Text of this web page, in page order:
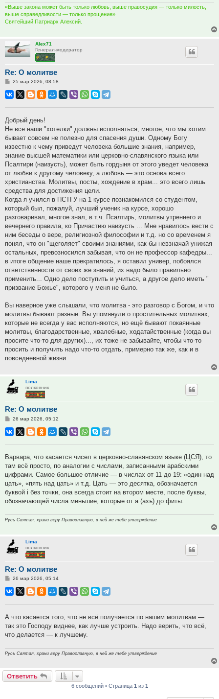
«Выше закона может быть только любовь, выше правосудия — только милость,
выше справедливости — только прощение»
Святейший Патриарх Алексий.
Alex71
Генерал-модератор
Re: О молитве
Сообщение
25 мар 2026, 08:58
Добрый день!
Не все наши "хотелки" должны исполняться, многое, что мы хотим
бывает совсем не полезно для спасения души. Одному Богу
известно к чему приведут человека большие знания, например,
знание высшей математики или церковно-славянского языка или
Псалтири (наизусть), может быть гордыня от этого уведет человека
от любви к другому человеку, а любовь — это основа всего
христианства. Молитвы, посты, хождение в храм... это всего лишь
средства для достижения цели.
Когда я учился в ПСТГУ на 1 курсе познакомился со студентом,
который был, пожалуй, лучший ученик на курсе, хорошо
разговаривал, многое знал, в т.ч. Псалтирь, молитвы утреннего и
вечернего правила, ко Причастию наизусть ... Мне нравилось вести с
ним беседы о вере, религиозной философии и т.д. но со временем я
понял, что он "щеголяет" своими знаниями, как бы невзначай унижая
остальных, превозносился забывая, что он не профессор кафедры...
в итоге общение наше прекратилось, я оставил универ, побоялся
ответственности от своих же знаний, их надо было правильно
применить... Одно дело поступить и учиться, а другое дело иметь "
призвание Божье", которого у меня не было.
Вы наверное уже слышали, что молитва - это разговор с Богом, и что
молитвы бывают разные. Вы упомянули о простительных молитвах,
которые не всегда у вас исполняются, но ещё бывают покаянные
молитвы, благодарственные, хвалебные, ходатайственные (когда вы
просите что-то для других)..., их тоже не забывайте, чтобы что-то
просить и получить надо что-то отдать, примерно так же, как и в
повседневной жизни
Lima
полковник
Re: О молитве
Сообщение
26 мар 2026, 05:12
Варвара, что касается чисел в церковно-славянском языке (ЦСЯ), то
там всё просто, по аналогии с числами, записанными арабскими
цифрами. Самое большое отличие — в числах от 11 до 19: «один над
цать», «пять над цать» и т.д. Цать — это десятка, обозначается
буквой i без точки, она всегда стоит на втором месте, после буквы,
обозначающей числа меньшие, которые от а (азъ) до фиты.
Русь Святая, храни веру Православную, в ней же тебе утверждение
Lima
полковник
Re: О молитве
Сообщение
26 мар 2026, 05:14
А что касается того, что не всё получается по нашим молитвам —
так это Господу виднее, как лучше устроить. Надо верить, что всё,
что делается — к лучшему.
Русь Святая, храни веру Православную, в ней же тебе утверждение
Ответить
6 сообщений • Страница 1 из 1